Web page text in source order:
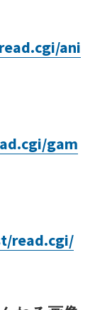
ani
gam
read.cgi/